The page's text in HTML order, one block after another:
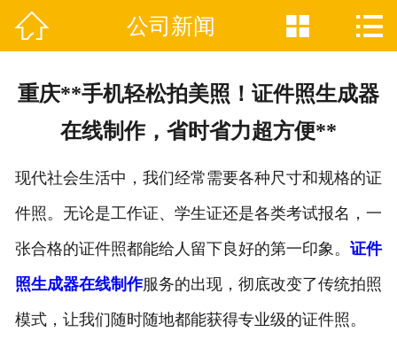
网站首页
联系我们
 公司新闻  
重庆**手机轻松拍美照！证件照生成器
在线制作，省时省力超方便**
现代社会生活中，我们经常需要各种尺寸和规格的证
件照。无论是工作证、学生证还是各类考试报名，一
张合格的证件照都能给人留下良好的第一印象。 证件
照生成器在线制作服务的出现，彻底改变了传统拍照
模式，让我们随时随地都能获得专业级的证件照。